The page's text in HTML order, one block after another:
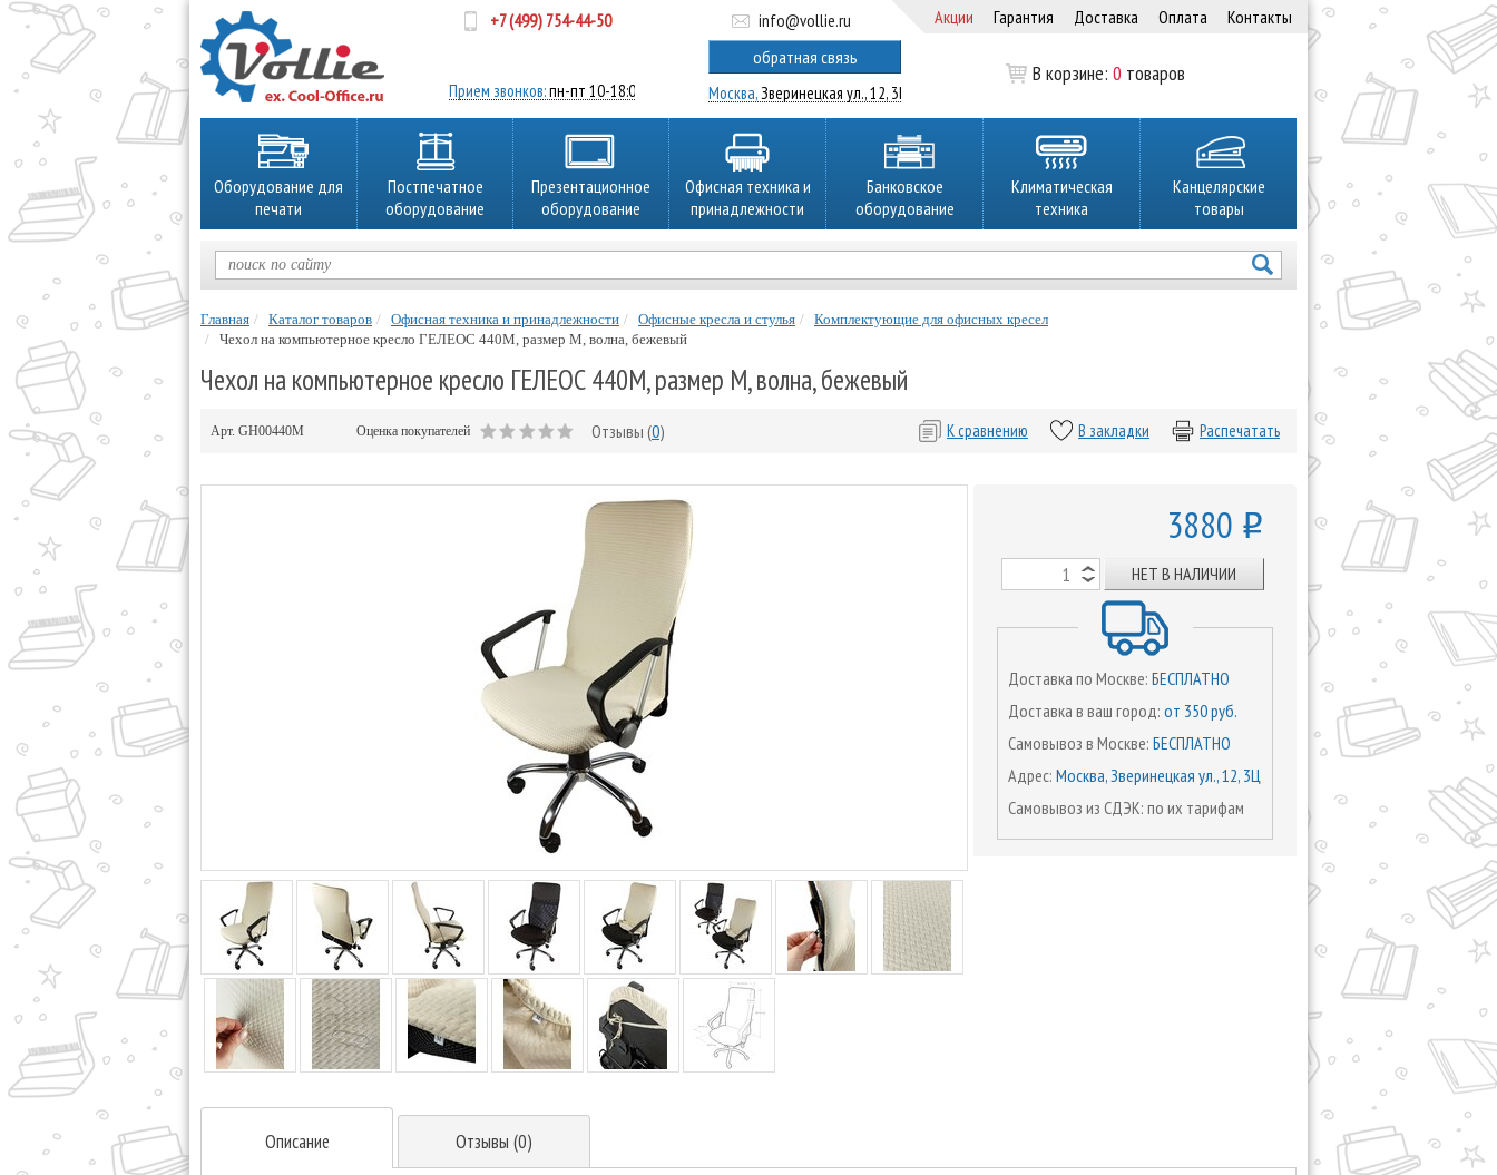
+7 (499) 754-44-50
Прием звонков:пн-пт 10-18:00
info@vollie.ru
обратная связь
Москва,Зверинецкая ул., 12, 3Ц
Акции Гарантия Доставка Оплата Контакты
В корзине:0 товаров
Оборудование для
печати
Постпечатное
оборудование
Презентационное
оборудование
Офисная техника и
принадлежности
Банковское
оборудование
Климатическая
техника
Канцелярские
товары
Главная Каталог товаров Офисная техника и принадлежности Офисные кресла и стулья
Комплектующие для офисных кресел
Чехол на компьютерное кресло ГЕЛЕОС 440М, размер М, волна, бежевый
Чехол на компьютерное кресло ГЕЛЕОС 440М, размер М, волна, бежевый
Арт. GH00440M Оценка покупателей Отзывы (0) Распечатать
В закладки
К сравнению
3880 o
НЕТ В НАЛИЧИИ
Доставка по Москве: БЕСПЛАТНО
Доставка в ваш город: от 350 руб.
Самовывоз в Москве: БЕСПЛАТНО
Адрес: Москва, Зверинецкая ул., 12, 3Ц
Самовывоз из СДЭК: по их тарифам
Описание Отзывы (0)